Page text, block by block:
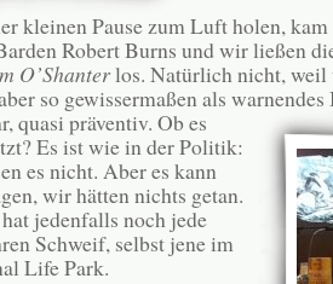
kleinen Pause zum Luft holen,
Robert Burns und wir ließen
O’Shanterlos. Natürlich nicht,
so gewissermaßen als
quasi präventiv. Ob es
Es ist wie in der Politik:
es nicht. Aber es kann
wir hätten nichts getan.
jedenfalls noch jede
Schweif, selbst jene im
Life Park.